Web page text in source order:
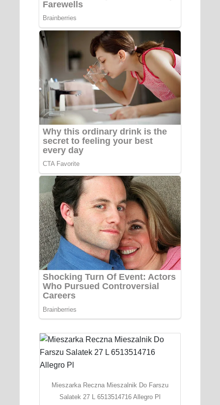
Mieszarka Reczna Mieszalnik Do Farszu
Salatek 27 L 6513514716 Allegro Pl